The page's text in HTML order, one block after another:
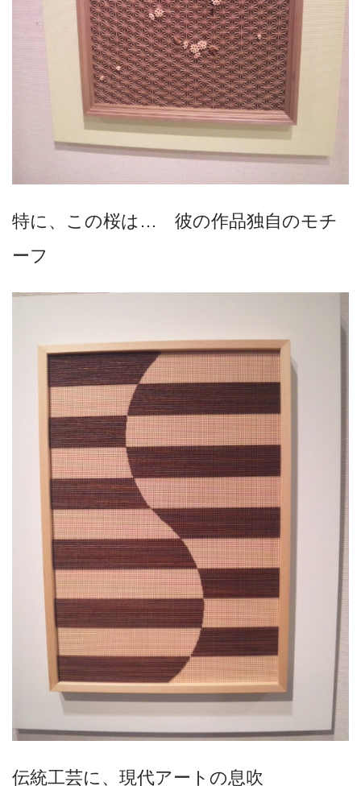
特に、この桜は… 彼の作品独自のモチ
ーフ
伝統工芸に、現代アートの息吹